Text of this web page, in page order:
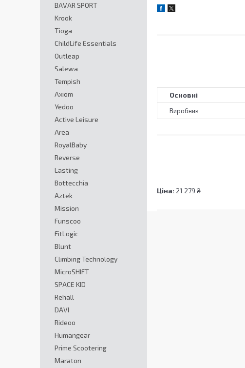
Основні
Виробник
Ціна: 21 279 ₴
BAVAR SPORT
Krook
Tioga
ChildLife Essentials
Outleap
Salewa
Tempish
Axiom
Yedoo
Active Leisure
Area
RoyalBaby
Reverse
Lasting
Bottecchia
Aztek
Mission
Funscoo
FitLogic
Blunt
Climbing Technology
MicroSHIFT
SPACE KID
Rehall
DAVI
Rideoo
Humangear
Prime Scootering
Maraton